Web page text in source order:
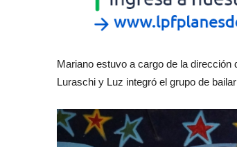
Mariano estuvo a cargo de la
Luraschi y Luz integró el grupo de